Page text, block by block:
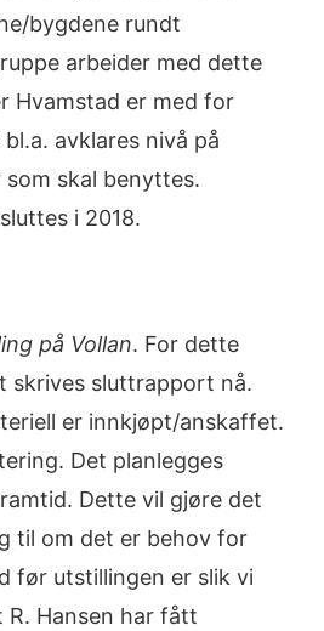
bygdene rundt
arbeider med dette
Hvamstad er med for
avklares nivå på
skal benyttes.
i 2018.
på Vollan. For dette
skrives sluttrapport nå.
er innkjøpt/anskaffet.
Det planlegges
Dette vil gjøre det
til om det er behov for
før utstillingen er slik vi
R. Hansen har fått